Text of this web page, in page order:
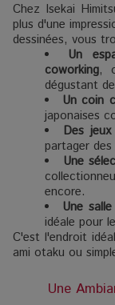
Chez Isekai Himitsu, on ne fait pas les choses à moitié. En
plus d'une
dessinées, vous
Un
coworking,
dégustant
Un coin
japonaises
Des
partager
Une
encore.
Une
idéale pour
C'est l'endroit
ami otaku ou
Une